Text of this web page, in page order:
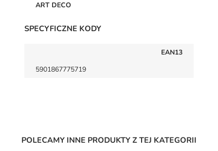
ART DECO
SPECYFICZNE KODY
EAN13
5901867775719
POLECAMY INNE PRODUKTY Z TEJ KATEGORII